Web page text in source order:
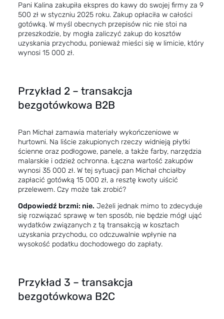
Pani Kalina zakupiła ekspres do kawy do swojej firmy za 9
500 zł w styczniu 2025 roku. Zakup opłaciła w całości
gotówką. W myśl obecnych przepisów nic nie stoi na
przeszkodzie, by mogła zaliczyć zakup do kosztów
uzyskania przychodu, ponieważ mieści się w limicie, który
wynosi 15 000 zł.
Przykład 2 – transakcja
bezgotówkowa B2B
Pan Michał zamawia materiały wykończeniowe w
hurtowni. Na liście zakupionych rzeczy widnieją płytki
ścienne oraz podłogowe, panele, a także farby, narzędzia
malarskie i odzież ochronna. Łączna wartość zakupów
wynosi 35 000 zł. W tej sytuacji pan Michał chciałby
zapłacić gotówką 15 000 zł, a resztę kwoty uiścić
przelewem. Czy może tak zrobić?
Odpowiedź brzmi: nie. Jeżeli jednak mimo to zdecyduje
się rozwiązać sprawę w ten sposób, nie będzie mógł ująć
wydatków związanych z tą transakcją w kosztach
uzyskania przychodu, co odczuwalnie wpłynie na
wysokość podatku dochodowego do zapłaty.
Przykład 3 – transakcja
bezgotówkowa B2C